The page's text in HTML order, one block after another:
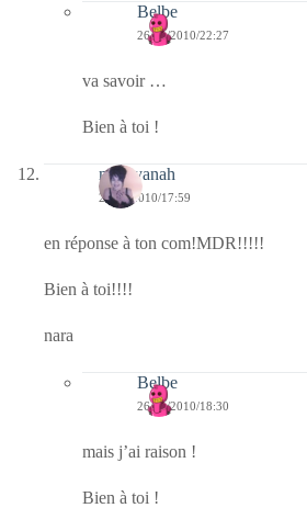
Belbe
26/11/2010/22:27
va savoir …
Bien à toi !
nara-yanah
26/11/2010/17:59
en réponse à ton com!MDR!!!!!
Bien à toi!!!!
nara
Belbe
26/11/2010/18:30
mais j’ai raison !
Bien à toi !